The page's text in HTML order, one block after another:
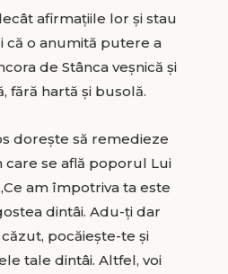
afirmațiile lor și stau
o anumită putere a
de Stânca veșnică și
fără hartă și busolă.
dorește să remedieze
care se află poporul Lui
am împotriva ta este
dintâi. Adu-ți dar
pocăiește-te și
tale dintâi. Altfel, voi